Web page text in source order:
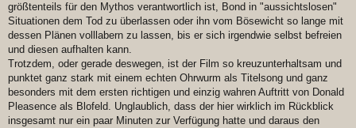
größtenteils für den Mythos verantwortlich ist, Bond in "aussichtslosen"
Situationen dem Tod zu überlassen oder ihn vom Bösewicht so lange mit
dessen Plänen volllabern zu lassen, bis er sich irgendwie selbst befreien
und diesen aufhalten kann.
Trotzdem, oder gerade deswegen, ist der Film so kreuzunterhaltsam und
punktet ganz stark mit einem echten Ohrwurm als Titelsong und ganz
besonders mit dem ersten richtigen und einzig wahren Auftritt von Donald
Pleasence als Blofeld. Unglaublich, dass der hier wirklich im Rückblick
insgesamt nur ein paar Minuten zur Verfügung hatte und daraus den